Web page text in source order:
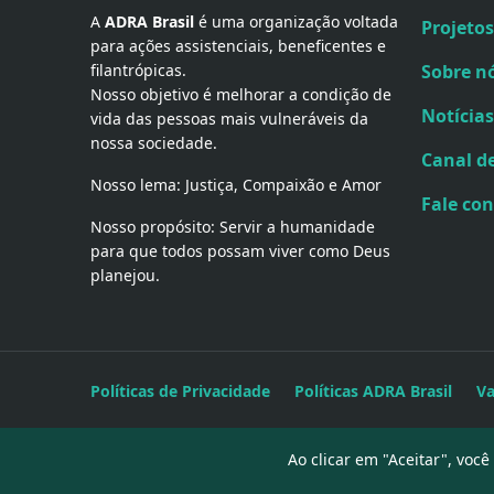
A ADRA Brasil é uma organização voltada
para ações assistenciais, beneficentes e
filantrópicas.
Nosso objetivo é melhorar a condição de
vida das pessoas mais vulneráveis da
nossa sociedade.
Nosso lema: Justiça, Compaixão e Amor
Nosso propósito: Servir a humanidade
para que todos possam viver como Deus
planejou.
Projetos
Sobre
Notícias
Canal
Fale
Políticas de Privacidade Políticas ADRA Brasil
Ao clicar em "Aceitar",